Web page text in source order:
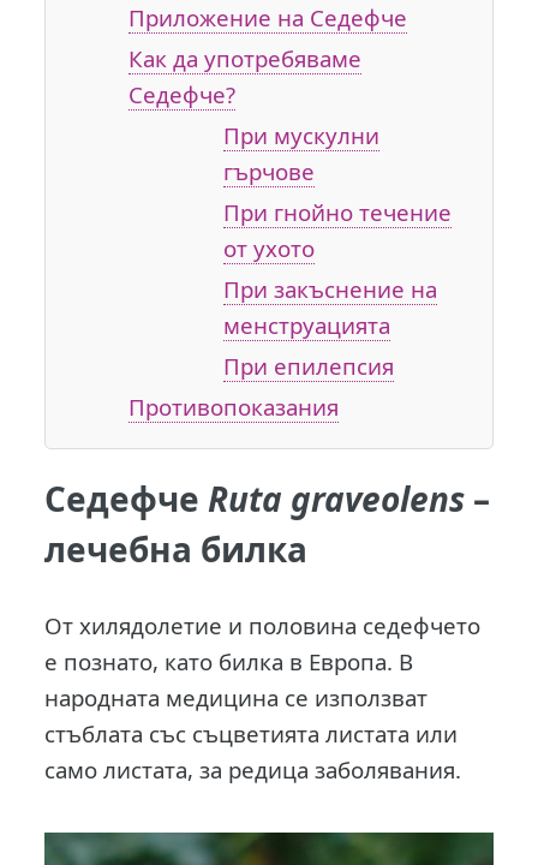
Приложение на Седефче
Как да употребяваме
Седефче?
При мускулни
гърчове
При гнойно течение
от ухото
При закъснение на
менструацията
При епилепсия
Противопоказания
СедефчеRuta graveolens –
лечебна билка
От хилядолетие и половина седефчето
е познато, като билка в Европа. В
народната медицина се използват
стъблата със съцветията листата или
само листата, за редица заболявания.